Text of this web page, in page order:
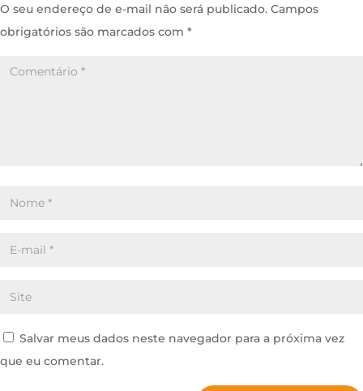
O seu endereço de e-mail não será publicado. Campos
obrigatórios são marcados com *
Salvar meus dados neste navegador para a próxima vez
que eu comentar.